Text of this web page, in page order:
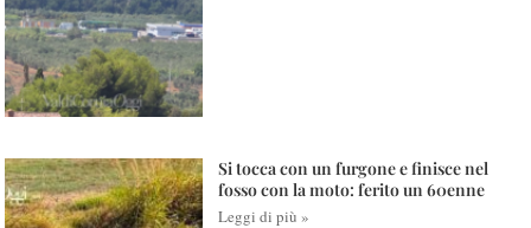
Si tocca con un furgone e finisce nel
fosso con la moto: ferito un 60enne
Leggi di più »